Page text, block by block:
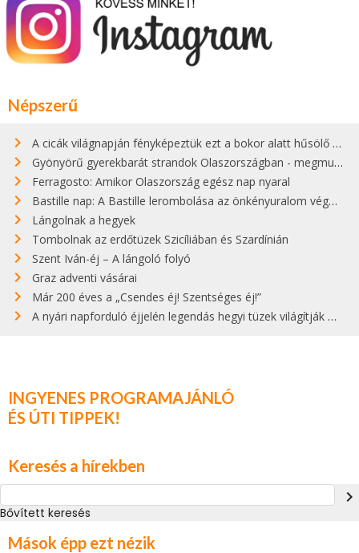
Népszerű
A cicák világnapján fényképeztük ezt a bokor alatt hűsölő cicát Kisorosziban
Gyönyörű gyerekbarát strandok Olaszországban - megmutatjuk a 15 legjobbat
Ferragosto: Amikor Olaszország egész nap nyaral
Bastille nap: A Bastille lerombolása az önkényuralom végét jelentette
Lángolnak a hegyek
Tombolnak az erdőtüzek Szicíliában és Szardínián
Szent Iván-éj – A lángoló folyó
Graz adventi vásárai
Már 200 éves a „Csendes éj! Szentséges éj!”
A nyári napforduló éjjelén legendás hegyi tüzek világítják meg Zugspitzét
INGYENES PROGRAMAJÁNLÓ
ÉS ÚTI TIPPEK!
Keresés a hírekben
navigate_next
Bővített keresés
Mások épp ezt nézik